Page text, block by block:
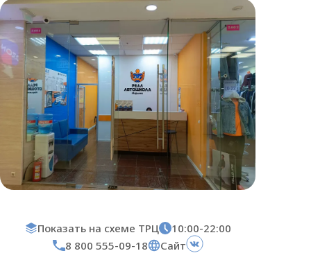
Показать на схеме ТРЦ
10:00-22:00
8 800 555-09-18
Сайт